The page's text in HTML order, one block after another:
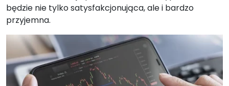
będzie nie tylko satysfakcjonująca, ale i bardzo
przyjemna.